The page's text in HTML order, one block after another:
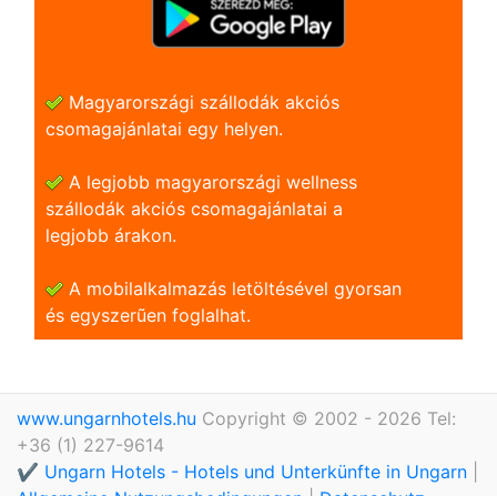
Magyarországi szállodák akciós
csomagajánlatai egy helyen.
A legjobb magyarországi wellness
szállodák akciós csomagajánlatai a
legjobb árakon.
A mobilalkalmazás letöltésével gyorsan
és egyszerũen foglalhat.
www.ungarnhotels.hu Copyright © 2002 - 2026 Tel:
+36 (1) 227-9614
✔️ Ungarn Hotels - Hotels und Unterkünfte in Ungarn